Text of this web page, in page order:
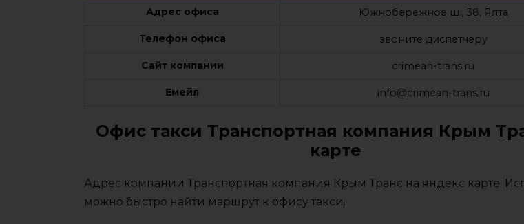
Адрес офиса Южнобережное ш., 38, Ялта
Телефон офиса звоните диспетчеру
Сайт компании crimean-trans.ru
Емейл info@crimean-trans.ru
Офис такси Транспортная компания Крым
карте
Адрес компании Транспортная компания Крым Транс на яндекс карте.
можно быстро найти маршрут к офису такси.